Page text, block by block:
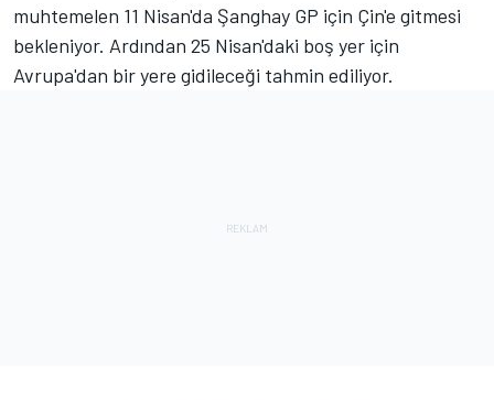
muhtemelen 11 Nisan'da Şanghay GP için Çin'e gitmesi
bekleniyor. Ardından 25 Nisan'daki boş yer için
Avrupa'dan bir yere gidileceği tahmin ediliyor.